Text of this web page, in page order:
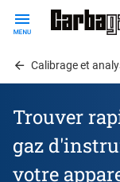
contentCalibrage et
Trouver
gaz
votre